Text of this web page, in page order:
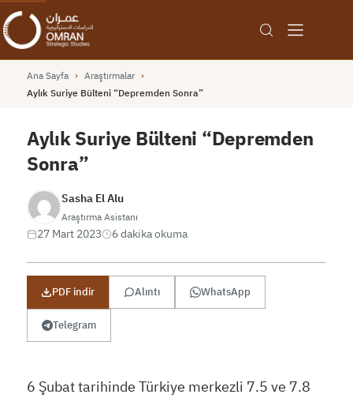
Ana Sayfa › Araştırmalar ›
Aylık Suriye Bülteni “Depremden Sonra”
Aylık Suriye Bülteni “Depremden
Sonra”
Sasha El Alu
Araştırma Asistanı
27 Mart 2023 6 dakika okuma
PDF indir Alıntı WhatsApp
Telegram
6 Şubat tarihinde Türkiye merkezli 7.5 ve 7.8